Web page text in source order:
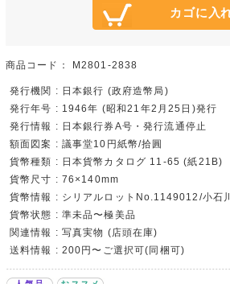
商品コード： M2801-2838
発行機関 : 日本銀行 (政府造幣局)
発行年号 : 1946年 (昭和21年2月25日)発行
発行情報 : 日本銀行券A号・発行流通停止
額面図案 : 議事堂10円紙幣/拾圓
貨幣種類 : 日本貨幣カタログ 11-65 (紙21B)
貨幣尺寸 : 76×140mm
貨幣情報 : シリアルロットNo.1149012/小石川
貨幣状態 : 準未品〜極美品
関連情報 : 写真実物 (店頭在庫)
送料情報 : 200円〜ご選択可(同梱可)